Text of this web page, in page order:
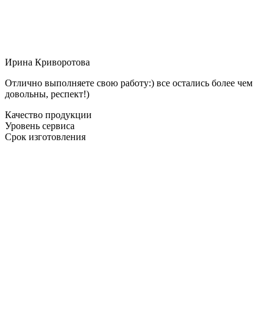
Ирина Криворотова
Отлично выполняете свою работу:) все остались более чем
довольны, респект!)
Качество продукции
Уровень сервиса
Срок изготовления